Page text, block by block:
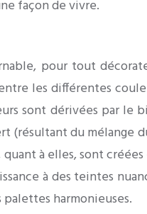
façon de vivre.
pour tout
les différentes
sont dérivées par le
(résultant du mélange
à elles, sont
à des teintes
harmonieuses.